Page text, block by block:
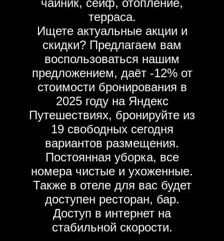
чайник, сейф, отопление,
терраса.
Ищете актуальные акции и
скидки? Предлагаем вам
воспользоваться нашим
предложением, даёт -12% от
стоимости бронирования в
2025 году на Яндекс
Путешествиях, бронируйте из
19 свободных сегодня
вариантов размещения.
Постоянная уборка, все
номера чистые и ухоженные.
Также в отеле для вас будет
доступен ресторан, бар.
Доступ в интернет на
стабильной скорости.